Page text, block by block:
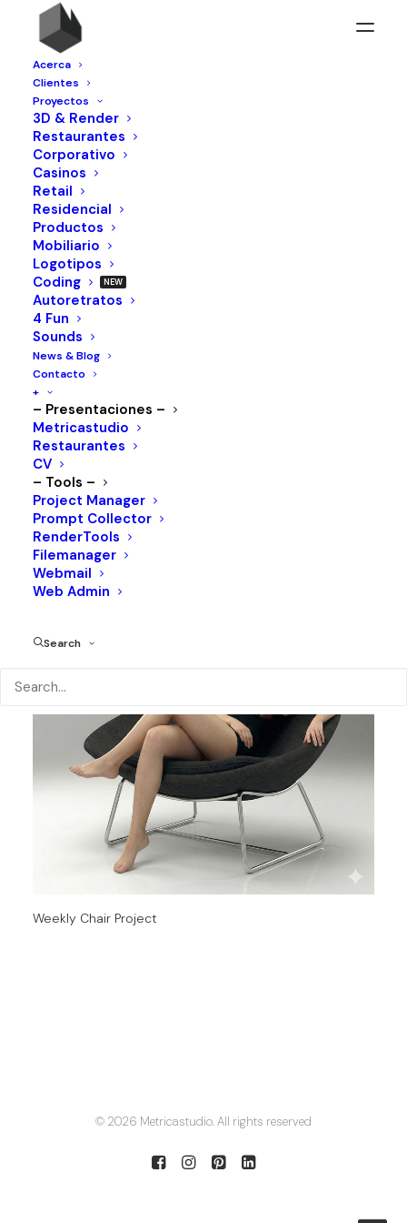
Acerca
Clientes
Proyectos
3D & Render
Restaurantes
Corporativo
Casinos
Retail
Residencial
Productos
Mobiliario
Logotipos
Coding
Autoretratos
4 Fun
Sounds
News & Blog
Contacto
+
– Presentaciones –
Metricastudio
Restaurantes
CV
– Tools –
Project Manager
Prompt Collector
RenderTools
Filemanager
Webmail
Web Admin
Search
Weekly Chair Project
© 2026 Metricastudio. All rights reserved